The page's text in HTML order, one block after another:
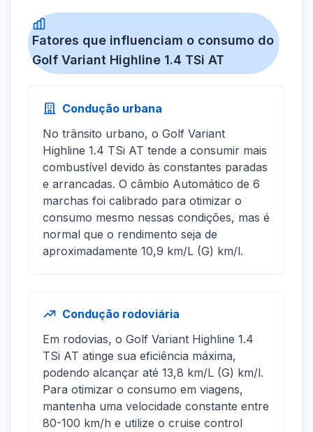
Fatores que influenciam o consumo do
Golf Variant Highline 1.4 TSi AT
Condução urbana
No trânsito urbano, o Golf Variant
Highline 1.4 TSi AT tende a consumir mais
combustível devido às constantes paradas
e arrancadas. O câmbio Automático de 6
marchas foi calibrado para otimizar o
consumo mesmo nessas condições, mas é
normal que o rendimento seja de
aproximadamente 10,9 km/L (G) km/l.
Condução rodoviária
Em rodovias, o Golf Variant Highline 1.4
TSi AT atinge sua eficiência máxima,
podendo alcançar até 13,8 km/L (G) km/l.
Para otimizar o consumo em viagens,
mantenha uma velocidade constante entre
80-100 km/h e utilize o cruise control